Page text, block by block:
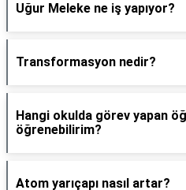
Uğur Meleke ne iş yapıyor?
Transformasyon nedir?
Hangi okulda görev yapan
öğrenebilirim?
Atom yarıçapı nasıl artar?